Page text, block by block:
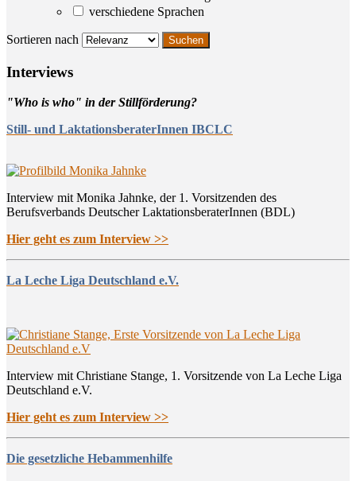
verschiedene Sprachen
Sortieren nach
Inter­views
"Who is who" in der Stillförderung?
Still- und LaktationsberaterInnen IBCLC
Interview mit Monika Jahnke, der 1. Vorsitzenden des
Berufsverbands Deutscher LaktationsberaterInnen (BDL)
Hier geht es zum Interview >>
La Leche Liga Deutschland e.V.
Interview mit Christiane Stange, 1. Vorsitzende von La Leche Liga
Deutschland e.V.
Hier geht es zum Interview >>
Die gesetzliche Hebammenhilfe